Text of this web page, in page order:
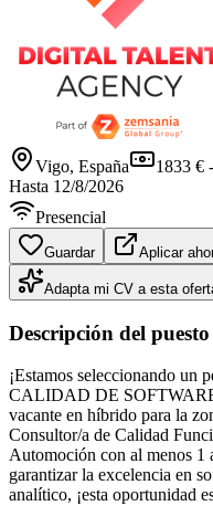
Vigo, España 1833 €
Hasta 12/8/2026
Presencial
Guardar Aplicar
Adapta mi CV a esta
Descripción del puesto
¡Estamos seleccionando
CALIDAD DE
vacante en híbrido para la
Consultor/a de Calidad
Automoción con al menos 1
garantizar la excelencia en
analítico, ¡esta oportunidad